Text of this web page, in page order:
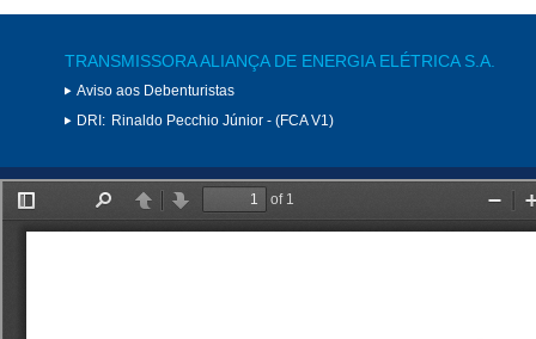
TRANSMISSORA ALIANÇA DE ENERGIA ELÉTRICA S.A.
Aviso aos Debenturistas
DRI: Rinaldo Pecchio Júnior - (FCA V1)